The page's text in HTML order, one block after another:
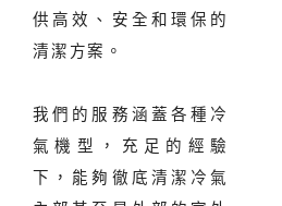
供高效、安全和環保的
清潔方案。
我們的服務涵蓋各種冷
氣機型，充足的經驗
下，能夠徹底清潔冷氣